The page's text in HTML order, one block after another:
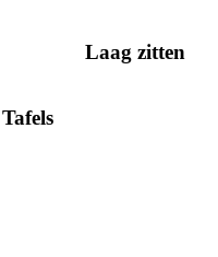
Laag zitten
Tafels